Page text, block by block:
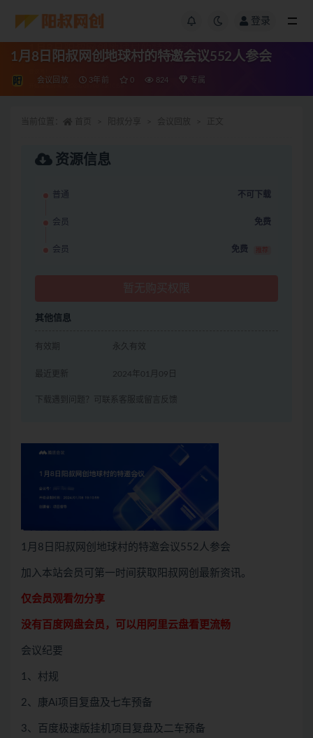
登录
1月8日阳叔网创地球村的特邀会议552人参会
会议回放 3年前 0 824 专属
资源信息
普通 不可下载
会员 免费
会员 免费 推荐
其他信息
有效期 永久有效
最近更新 2024年01月09日
下载遇到问题？可联系客服或留言反馈
1月8日阳叔网创地球村的特邀会议552人参会
加入本站会员可第一时间获取阳叔网创最新资讯。
仅会员观看勿分享
没有百度网盘会员，可以用阿里云盘看更流畅
会议纪要
1、村规
2、康Ai项目复盘及七车预备
3、百度极速版挂机项目复盘及二车预备